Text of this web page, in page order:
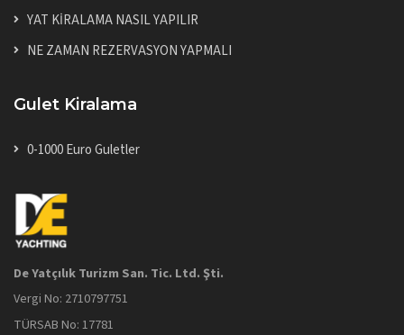
YAT KİRALAMA NASIL YAPILIR
NE ZAMAN REZERVASYON YAPMALI
Gulet Kiralama
0-1000 Euro Guletler
De Yatçılık Turizm San. Tic. Ltd. Şti.
Vergi No: 2710797751
TÜRSAB No: 17781